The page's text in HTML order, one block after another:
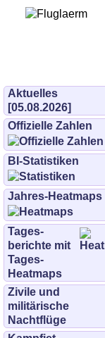
Aktuelles
[05.08.2026]
Offizielle Zahlen
BI-Statistiken
Jahres-Heatmaps
Tages­
berichte mit
Tages-
Heatmaps
Zivile und
militärische
Nachtflüge